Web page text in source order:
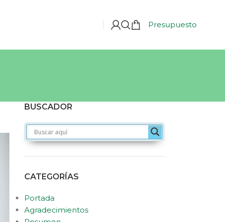
Presupuesto
BUSCADOR
CATEGORÍAS
Portada
Agradecimientos